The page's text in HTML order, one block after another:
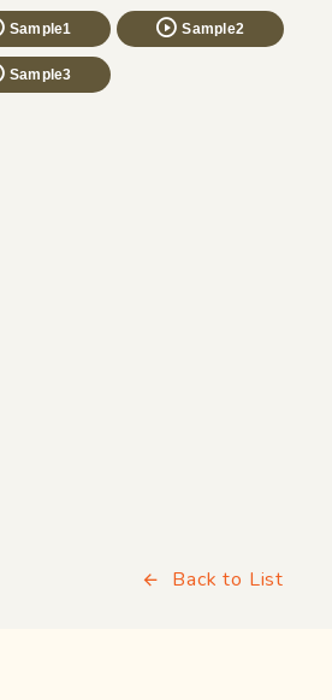
Sample1 Sample2
Sample3
Back to List